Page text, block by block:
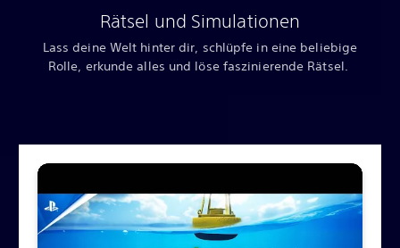
Rätsel und Simulationen
Lass deine Welt hinter dir, schlüpfe in eine beliebige
Rolle, erkunde alles und löse faszinierende Rätsel.